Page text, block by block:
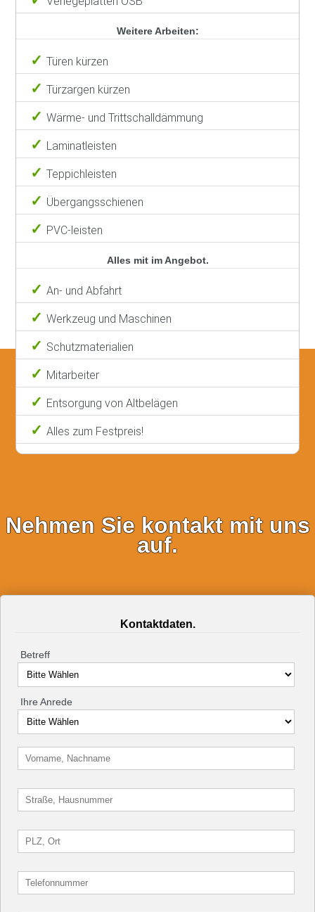
Weitere Arbeiten:
Türen kürzen
Türzargen kürzen
Wärme- und Trittschalldämmung
Laminatleisten
Teppichleisten
Übergangsschienen
PVC-leisten
Alles mit im Angebot.
An- und Abfahrt
Werkzeug und Maschinen
Schutzmaterialien
Mitarbeiter
Entsorgung von Altbelägen
Alles zum Festpreis!
Nehmen Sie kontakt mit uns
auf.
Kontaktdaten.
Betreff
Ihre Anrede